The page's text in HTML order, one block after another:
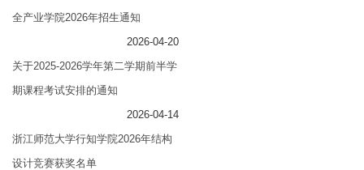
全产业学院2026年招生通知
2026-04-20
关于2025-2026学年第二学期前半学
期课程考试安排的通知
2026-04-14
浙江师范大学行知学院2026年结构
设计竞赛获奖名单